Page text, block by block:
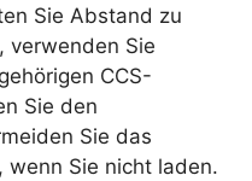
Sie Abstand zu
verwenden Sie
CCS-
Sie den
Sie das
wenn Sie nicht laden.